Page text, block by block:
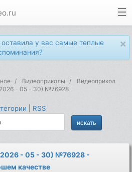
×
у вас самые теплые
Видеоприколы
Видеоприкол
- 05 - 30) №76928
RSS
- 05 - 30) №76928 -
качестве